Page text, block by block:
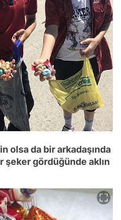
olsa da bir arkadaşında
şeker gördüğünde aklın